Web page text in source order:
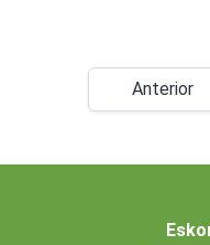
Anterior